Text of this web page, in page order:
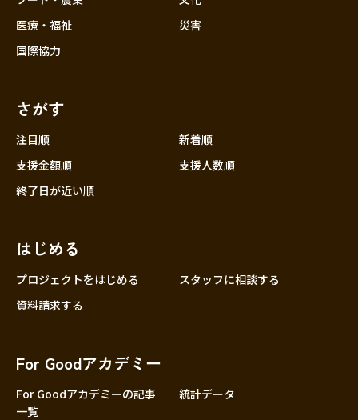
医療・福祉
国際協力
災害
さがす
注目順
新着順
支援金額順
支援人数順
終了日が近い順
はじめる
プロジェクトをはじめる
スタッフに相談する
資料請求する
For Goodアカデミー
For Goodアカデミーの記事
一覧
統計データ